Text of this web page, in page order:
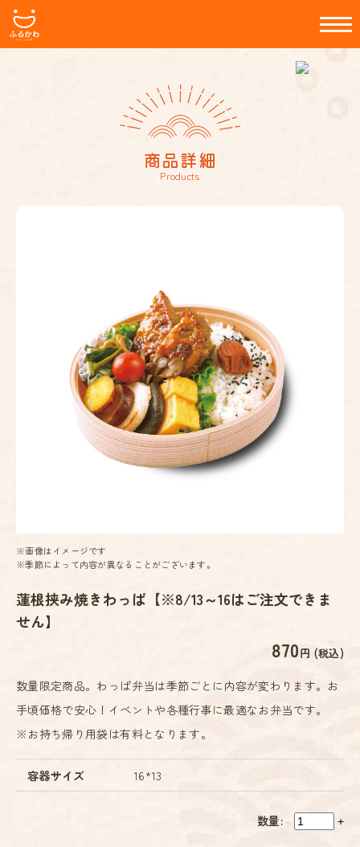
商品詳細
Products
※画像はイメージです
※季節によって内容が異なることがございます。
蓮根挟み焼きわっぱ【※8/13～16はご注文できま
せん】
870円 (税込)
数量限定商品。わっぱ弁当は季節ごとに内容が変わります。お
手頃価格で安心！イベントや各種行事に最適なお弁当です。
※お持ち帰り用袋は有料となります。
容器サイズ 16*13
数量: - +